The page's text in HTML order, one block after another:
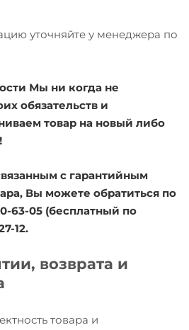
уточняйте у менеджера по
Мы ни когда не
обязательств и
товар на новый либо
с гарантийным
Вы можете обратиться по
63-05 (бесплатный по
12.
возврата и
товара и